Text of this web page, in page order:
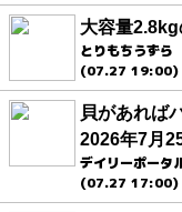
大容量
とりもちうずら
(07.27 19:00)
貝があれば
2026年7月
デイリーポータ
(07.27 17:00)